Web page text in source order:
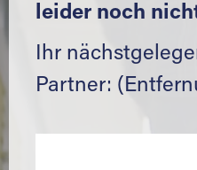
leider noch
Ihr
Partner: